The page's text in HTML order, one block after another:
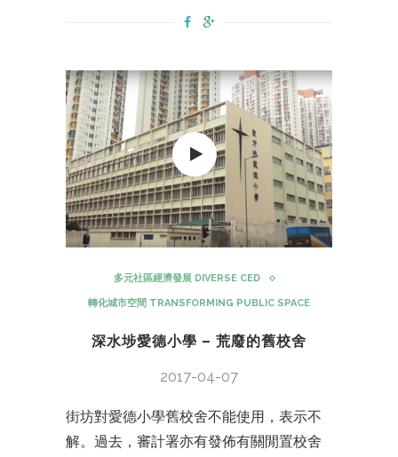
多元社區經濟發展 DIVERSE CED
轉化城市空間 TRANSFORMING PUBLIC SPACE
深水埗愛德小學 – 荒廢的舊校舍
2017-04-07
街坊對愛德小學舊校舍不能使用，表示不
解。過去，審計署亦有發佈有關閒置校舍